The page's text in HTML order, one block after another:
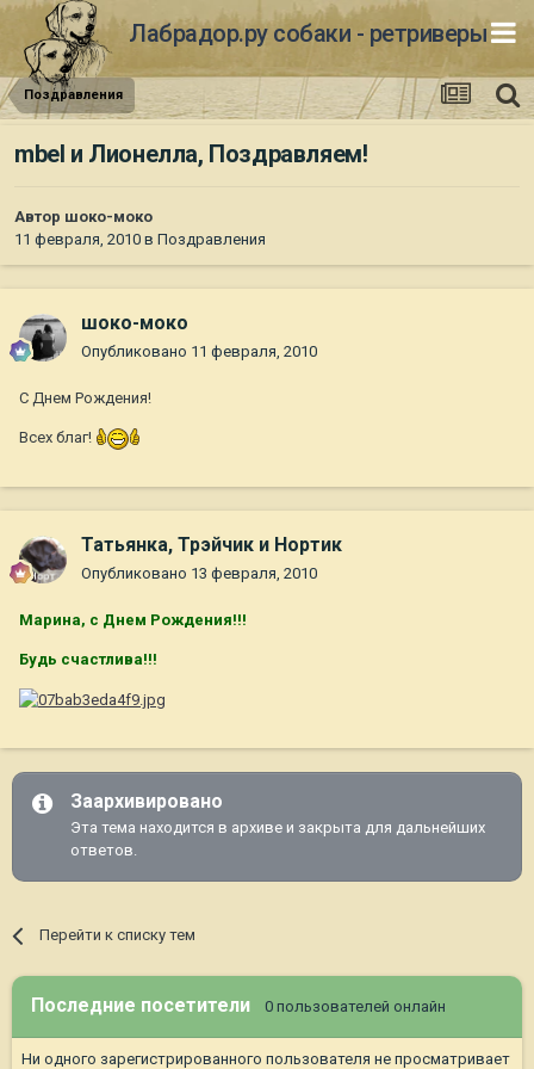
Лабрадор.ру собаки - ретриверы
Поздравления
mbel и Лионелла, Поздравляем!
Автор шоко-моко
11 февраля, 2010 в Поздравления
шоко-моко
Опубликовано 11 февраля, 2010
С Днем Рождения!
Всех благ!
Татьянка, Трэйчик и Нортик
Опубликовано 13 февраля, 2010
Марина, с Днем Рождения!!!
Будь счастлива!!!
Заархивировано
Эта тема находится в архиве и закрыта для дальнейших
ответов.
Перейти к списку тем
Последние посетители 0 пользователей онлайн
Ни одного зарегистрированного пользователя не просматривает